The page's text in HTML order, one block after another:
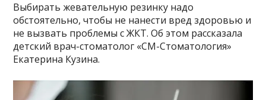
Выбирать жевательную резинку надо
обстоятельно, чтобы не нанести вред здоровью и
не вызвать проблемы с ЖКТ. Об этом рассказала
детский врач-стоматолог «СМ-Стоматология»
Екатерина Кузина.